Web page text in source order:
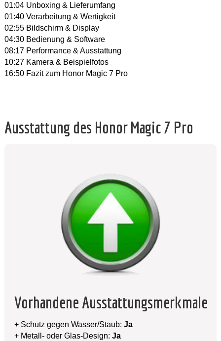
01:04 Unboxing & Lieferumfang
01:40 Verarbeitung & Wertigkeit
02:55 Bildschirm & Display
04:30 Bedienung & Software
08:17 Performance & Ausstattung
10:27 Kamera & Beispielfotos
16:50 Fazit zum Honor Magic 7 Pro
Ausstattung des Honor Magic 7 Pro
Vorhandene Ausstattungsmerkmale
+ Schutz gegen Wasser/Staub: Ja
+ Metall- oder Glas-Design: Ja